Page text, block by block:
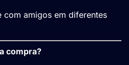
com amigos em diferentes
compra?